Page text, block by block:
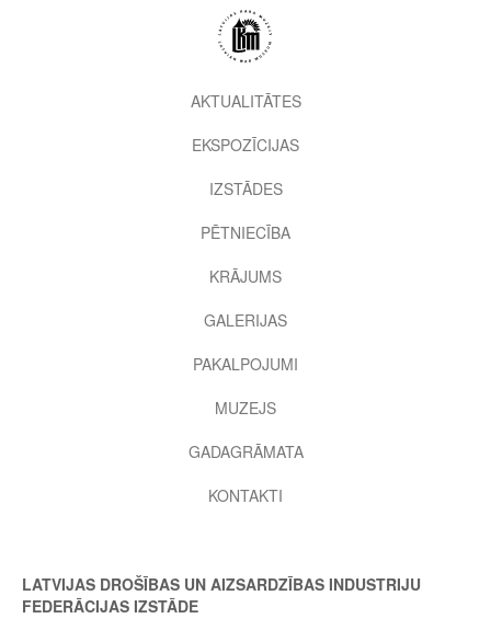
2nd
level
AKTUALITĀTES
EKSPOZĪCIJAS
IZSTĀDES
PĒTNIECĪBA
KRĀJUMS
GALERIJAS
PAKALPOJUMI
MUZEJS
GADAGRĀMATA
KONTAKTI
LATVIJAS DROŠĪBAS UN AIZSARDZĪBAS INDUSTRIJU
FEDERĀCIJAS IZSTĀDE